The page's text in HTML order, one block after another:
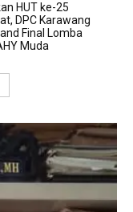
HUT ke-25
DPC Karawang
Final Lomba
Muda